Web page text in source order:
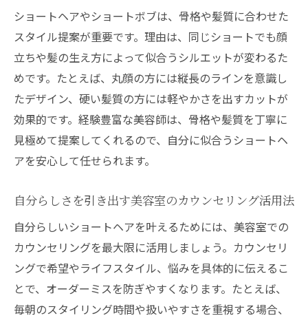
美容室選びがショートボブの似合わせを左
右する理由
カウンセリング重視の美容室で理想のボブ
に出会う
ショートボブが得意な美容室の探し方とコ
ツ
美容室の技術力でショートボブの満足度が
変わる
美容室で叶えるショートボブの理想と実例
髪質や骨格に合うショートの注文ポイント
美容室で髪質と骨格を活かすショートの注
文法
美容室で伝えるべきショートヘアの希望ポ
ショートヘアやショートボブは、骨格や髪質に合わせた
スタイル提案が重要です。理由は、同じショートでも顔
立ちや髪の生え方によって似合うシルエットが変わるた
めです。たとえば、丸顔の方には縦長のラインを意識し
たデザイン、硬い髪質の方には軽やかさを出すカットが
効果的です。経験豊富な美容師は、骨格や髪質を丁寧に
見極めて提案してくれるので、自分に似合うショートヘ
アを安心して任せられます。
自分らしさを引き出す美容室のカウンセリング活用法
自分らしいショートヘアを叶えるためには、美容室での
カウンセリングを最大限に活用しましょう。カウンセリ
ングで希望やライフスタイル、悩みを具体的に伝えるこ
とで、オーダーミスを防ぎやすくなります。たとえば、
毎朝のスタイリング時間や扱いやすさを重視する場合、